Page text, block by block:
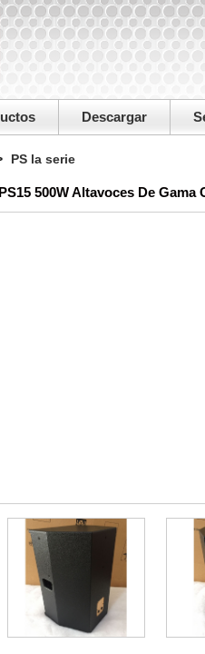
Descargar
PS la serie
PS15 500W Altavoces De Gama